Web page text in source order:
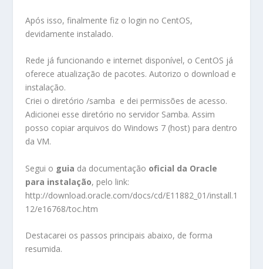
Após isso, finalmente fiz o login no CentOS,
devidamente instalado.
Rede já funcionando e internet disponível, o CentOS já
oferece atualização de pacotes. Autorizo o download e
instalação.
Criei o diretório /samba e dei permissões de acesso.
Adicionei esse diretório no servidor Samba. Assim
posso copiar arquivos do Windows 7 (host) para dentro
da VM.
Segui o guia da documentação oficial da Oracle
para instalação, pelo link:
http://download.oracle.com/docs/cd/E11882_01/install.1
12/e16768/toc.htm
Destacarei os passos principais abaixo, de forma
resumida.